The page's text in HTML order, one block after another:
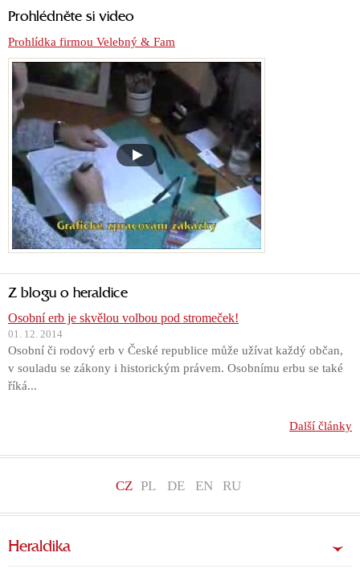
Prohlédněte si video
Prohlídka firmou Velebný & Fam
Z blogu o heraldice
Osobní erb je skvělou volbou pod stromeček!
01. 12. 2014
Osobní či rodový erb v České republice může užívat každý občan,
v souladu se zákony i historickým právem. Osobnímu erbu se také
říká...
Další články
CZ PL DE EN RU
Heraldika